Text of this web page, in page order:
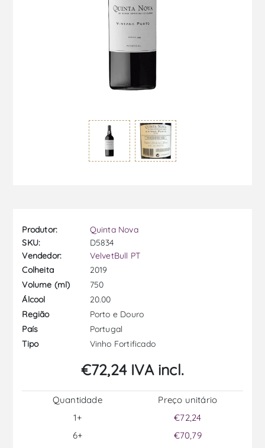
Produtor:
Quinta Nova
SKU:
D5834
Vendedor:
VelvetBull PT
Colheita
2019
Volume (ml)
750
Álcool
20.00
Região
Porto e Douro
País
Portugal
Tipo
Vinho Fortificado
€72,24 IVA incl.
Quantidade
1+
6+
Preço unitário
€72,24
€70,79